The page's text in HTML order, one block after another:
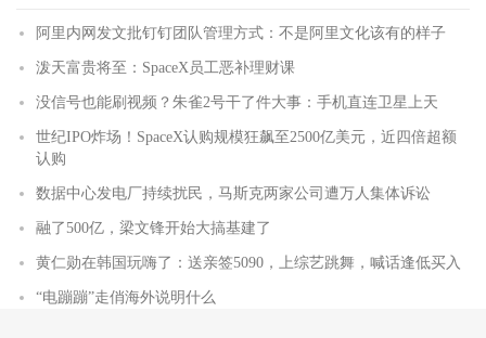
阿里内网发文批钉钉团队管理方式：不是阿里文化该有的样子
泼天富贵将至：SpaceX员工恶补理财课
没信号也能刷视频？朱雀2号干了件大事：手机直连卫星上天
世纪IPO炸场！SpaceX认购规模狂飙至2500亿美元，近四倍超额
认购
数据中心发电厂持续扰民，马斯克两家公司遭万人集体诉讼
融了500亿，梁文锋开始大搞基建了
黄仁勋在韩国玩嗨了：送亲签5090，上综艺跳舞，喊话逢低买入
“电蹦蹦”走俏海外说明什么